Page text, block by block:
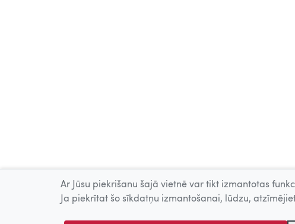
Ar Jūsu piekrišanu šajā vietnē var tikt izmantotas
Ja piekrītat šo sīkdatņu izmantošanai, lūdzu,